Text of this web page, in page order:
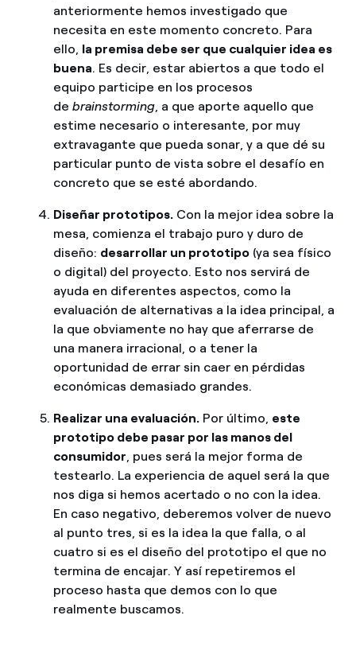
anteriormente hemos investigado que
necesita en este momento concreto. Para
ello, la premisa debe ser que cualquier idea es
buena. Es decir, estar abiertos a que todo el
equipo participe en los procesos
de brainstorming, a que aporte aquello que
estime necesario o interesante, por muy
extravagante que pueda sonar, y a que dé su
particular punto de vista sobre el desafío en
concreto que se esté abordando.
Diseñar prototipos.Con la mejor idea sobre la
mesa, comienza el trabajo puro y duro de
diseño: desarrollar un prototipo(ya sea físico
o digital) del proyecto. Esto nos servirá de
ayuda en diferentes aspectos, como la
evaluación de alternativas a la idea principal, a
la que obviamente no hay que aferrarse de
una manera irracional, o a tener la
oportunidad de errar sin caer en pérdidas
económicas demasiado grandes.
Realizar una evaluación.Por último, este
prototipo debe pasar por las manos del
consumidor , pues será la mejor forma de
testearlo. La experiencia de aquel será la que
nos diga si hemos acertado o no con la idea.
En caso negativo, deberemos volver de nuevo
al punto tres, si es la idea la que falla, o al
cuatro si es el diseño del prototipo el que no
termina de encajar. Y así repetiremos el
proceso hasta que demos con lo que
realmente buscamos.